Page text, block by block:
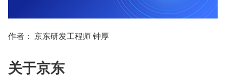
作者： 京东研发工程师 钟厚
关于京东